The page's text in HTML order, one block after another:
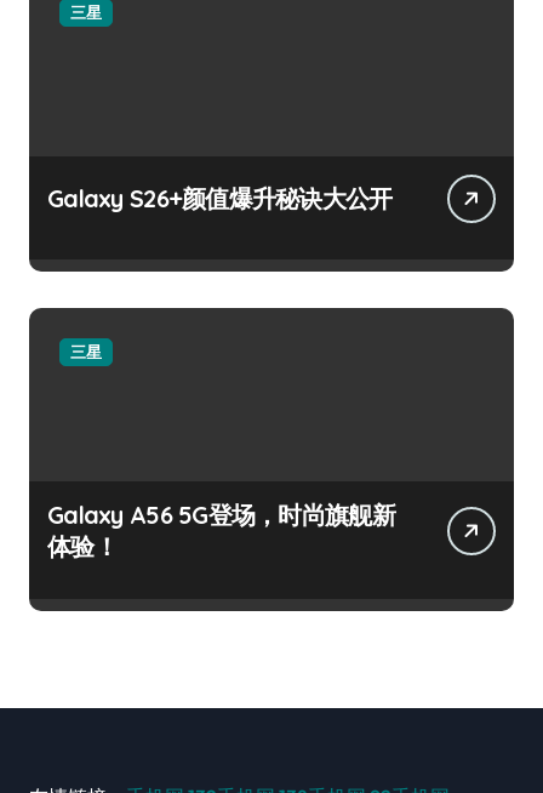
三星
Galaxy S26+颜值爆升秘诀大公开
三星
Galaxy A56 5G登场，时尚旗舰新
体验！